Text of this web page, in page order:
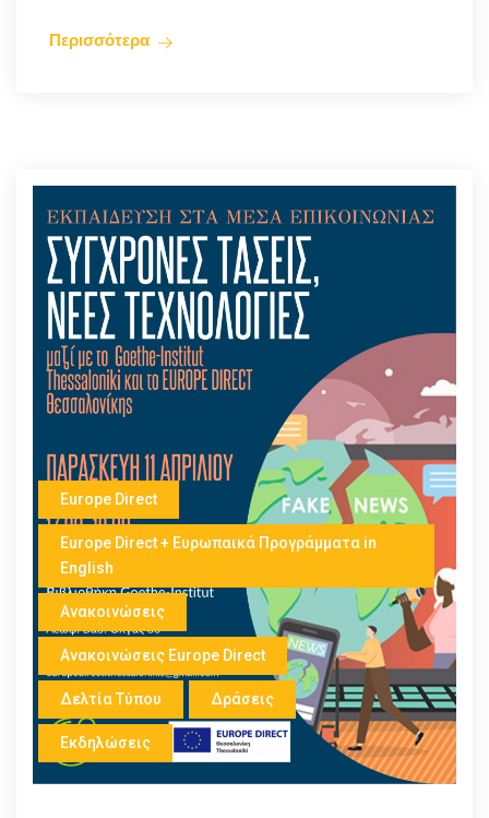
Περισσότερα
Europe Direct
Europe Direct + Ευρωπαικά Προγράμματα in
English
Ανακοινώσεις
Ανακοινώσεις Europe Direct
Δελτία Τύπου Δράσεις
Εκδηλώσεις